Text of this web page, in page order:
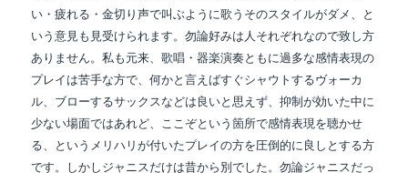
い・疲れる・金切り声で叫ぶように歌うそのスタイルがダメ、と
いう意見も見受けられます。勿論好みは人それぞれなので致し方
ありません。私も元来、歌唱・器楽演奏ともに過多な感情表現の
プレイは苦手な方で、何かと言えばすぐシャウトするヴォーカ
ル、ブローするサックスなどは良いと思えず、抑制が効いた中に
少ない場面ではあれど、ここぞという箇所で感情表現を聴かせ
る、というメリハリが付いたプレイの方を圧倒的に良しとする方
です。しかしジャニスだけは昔から別でした。勿論ジャニスだっ